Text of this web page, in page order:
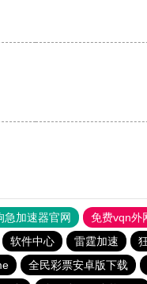
急加速器官网 免费vqn外
软件中心 雷霆加速
全民彩票安卓版下载